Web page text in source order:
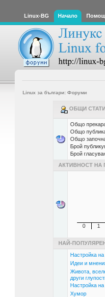
Linux-BG Начало Помощ
Linux за българи: Форуми
ОБЩИ
Общо
Общо
Общо
Брой
Брой
АКТИВНОСТ НА
0 1
НАЙ-
Настройка
Идеи и
Живота,
други
Настройка
Хумор